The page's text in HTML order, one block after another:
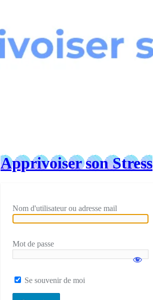
Apprivoiser son Stress
Nom d'utilisateur ou adresse mail
Mot de passe
Se souvenir de moi